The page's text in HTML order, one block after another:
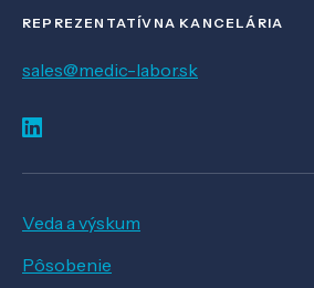
REPREZENTATÍVNA KANCELÁRIA
sales@medic-labor.sk
Veda a výskum
Pôsobenie